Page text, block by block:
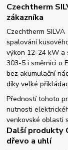
Czechtherm
zákazníka
Czechtherm
spalování
výkon 12-24 kW a
303-5 i směrnici o
bez akumulační
díky velké
Předností tohoto
nutnosti
venkovské oblasti
Další produkty
dřevo a uhlí